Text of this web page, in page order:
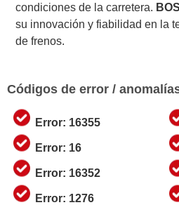
condiciones de la carretera.
su innovación y fiabilidad en la
de frenos.
Códigos de error /
Error: 16355
Error: 16
Error: 16352
Error: 1276